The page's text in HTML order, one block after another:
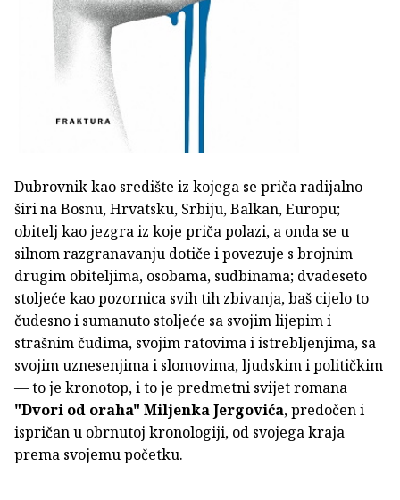
Dubrovnik kao središte iz kojega se priča radijalno
širi na Bosnu, Hrvatsku, Srbiju, Balkan, Europu;
obitelj kao jezgra iz koje priča polazi, a onda se u
silnom razgranavanju dotiče i povezuje s brojnim
drugim obiteljima, osobama, sudbinama; dvadeseto
stoljeće kao pozornica svih tih zbivanja, baš cijelo to
čudesno i sumanuto stoljeće sa svojim lijepim i
strašnim čudima, svojim ratovima i istrebljenjima, sa
svojim uznesenjima i slomovima, ljudskim i političkim
— to je kronotop, i to je predmetni svijet romana
"Dvori od oraha" Miljenka Jergovića, predočen i
ispričan u obrnutoj kronologiji, od svojega kraja
prema svojemu početku.